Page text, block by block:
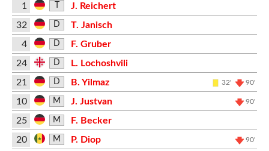
1
J. Reichert
32
D
T. Janisch
4
D
F. Gruber
24
D
L. Lochoshvili
21
D B. Yilmaz 32' 90'
10 M J. Justvan 90'
25 M
F. Becker
20
M P. Diop 90'